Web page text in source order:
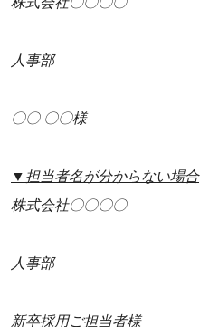
人事部
〇〇 〇〇様
▼担当者名が分からない場合
株式会社〇〇〇〇
人事部
新卒採用ご担当者様